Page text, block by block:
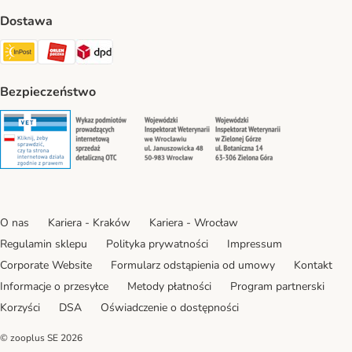
Dostawa
Paczkomat® Shipping Method
ORLEN Paczka Shipping Method
DPD Shipping Method
Bezpieczeństwo
Security Security Security
O nas Kariera - Kraków
Kariera - Wrocław
Regulamin sklepu
Polityka prywatności
Impressum
Corporate Website
Formularz odstąpienia od umowy
Kontakt
Informacje o przesyłce
Metody płatności
Program partnerski
Korzyści
DSA Oświadczenie o dostępności
© zooplus SE 2026